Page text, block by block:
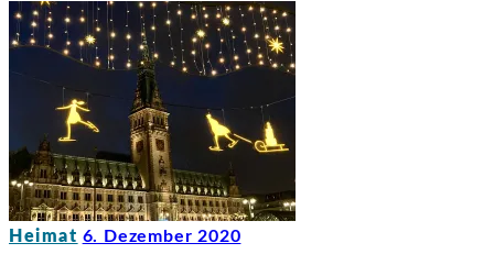
Heimat 6. Dezember 2020